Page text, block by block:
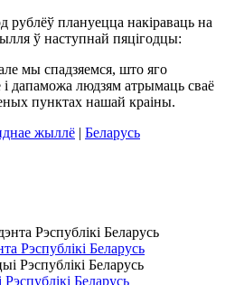
рублёў плануецца накіраваць на
ў наступнай пяцігодцы:
мы спадзяемся, што яго
дапаможа людзям атрымаць сваё
пунктах нашай краіны.
жыллё | Беларусь
Рэспублікі Беларусь
Беларусь